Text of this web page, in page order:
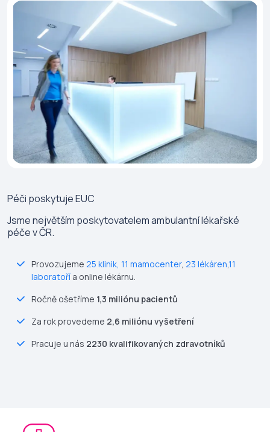
Péči poskytujeEUC
Jsme největším poskytovatelem ambulantní lékařské
péče v ČR.
Provozujeme 25 klinik 11 mamocenter, 23 lékáren11
laboratoří a online lékárnu.
Ročně ošetříme 1,3 miliónu pacientů
Za rok provedeme 2,6 miliónu vyšetření
Pracuje u nás 2230 kvalifikovaných zdravotníků